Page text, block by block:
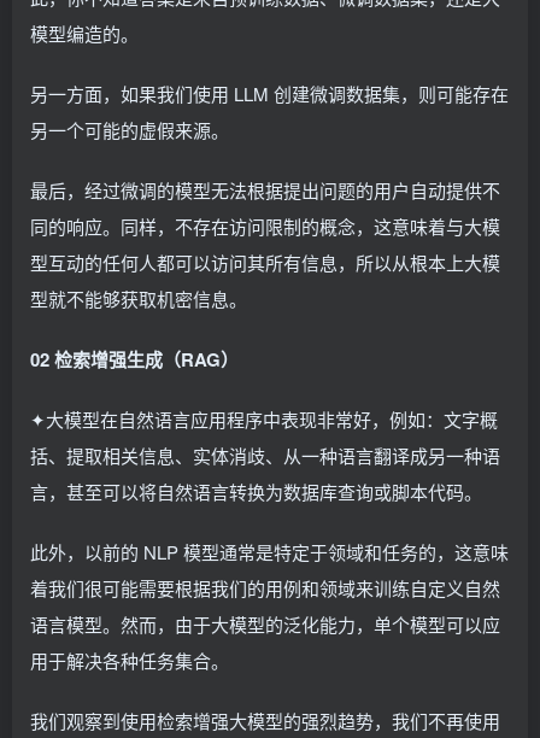
模型编造的。
另一方面，如果我们使用 LLM 创建微调数据集，则可能存在
另一个可能的虚假来源。
最后，经过微调的模型无法根据提出问题的用户自动提供不
同的响应。同样，不存在访问限制的概念，这意味着与大模
型互动的任何人都可以访问其所有信息，所以从根本上大模
型就不能够获取机密信息。
02 检索增强生成（RAG）
✦大模型在自然语言应用程序中表现非常好，例如：文字概
括、提取相关信息、实体消歧、从一种语言翻译成另一种语
言，甚至可以将自然语言转换为数据库查询或脚本代码。
此外，以前的 NLP 模型通常是特定于领域和任务的，这意味
着我们很可能需要根据我们的用例和领域来训练自定义自然
语言模型。然而，由于大模型的泛化能力，单个模型可以应
用于解决各种任务集合。
我们观察到使用检索增强大模型的强烈趋势，我们不再使用